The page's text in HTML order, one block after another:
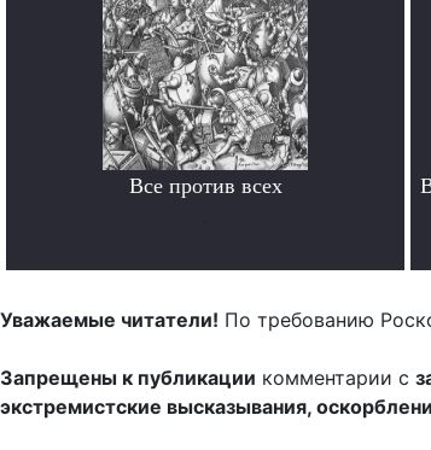
Все против всех
Уважаемые читатели! По требованию
Запрещены к публикации комментарии с
экстремистские высказывания,